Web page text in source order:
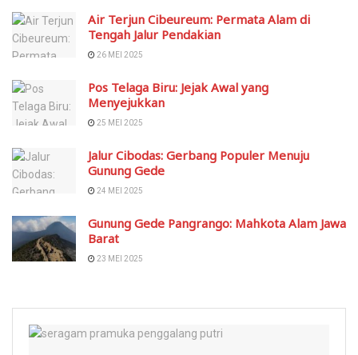
Air Terjun Cibeureum: Permata Alam di
Tengah Jalur Pendakian
26 MEI 2025
Pos Telaga Biru: Jejak Awal yang
Menyejukkan
25 MEI 2025
Jalur Cibodas: Gerbang Populer Menuju
Gunung Gede
24 MEI 2025
Gunung Gede Pangrango: Mahkota Alam Jawa
Barat
23 MEI 2025